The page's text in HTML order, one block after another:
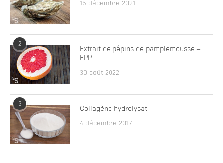
15 décembre 2021
2
Extrait de pépins de pamplemousse –
EPP
30 août 2022
3
Collagène hydrolysat
4 décembre 2017